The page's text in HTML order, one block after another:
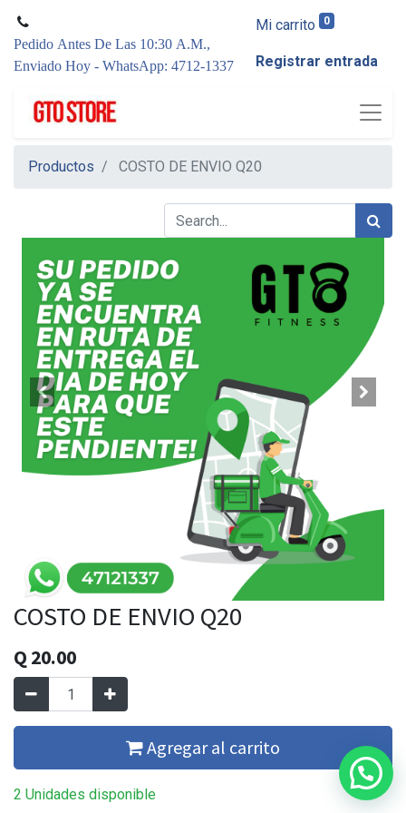
Pedido Antes De Las 10:30 A.M.,
Enviado Hoy - WhatsApp: 4712-1337
Mi carrito 0
Registrar entrada
Productos COSTO DE ENVIO Q20
COSTO DE ENVIO Q20
Q 20.00
Agregar al carrito
2 Unidades disponible